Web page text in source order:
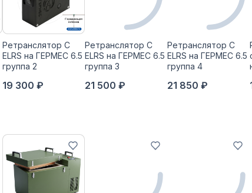
Ретранслятор С
ELRS на ГЕРМЕС 6.5
группа 2
19 300 ₽
Ретранслятор С
ELRS на ГЕРМЕС 6.5
группа 3
21 500 ₽
Ретранслятор С
ELRS на ГЕРМЕС 6.5
группа 4
21 850 ₽